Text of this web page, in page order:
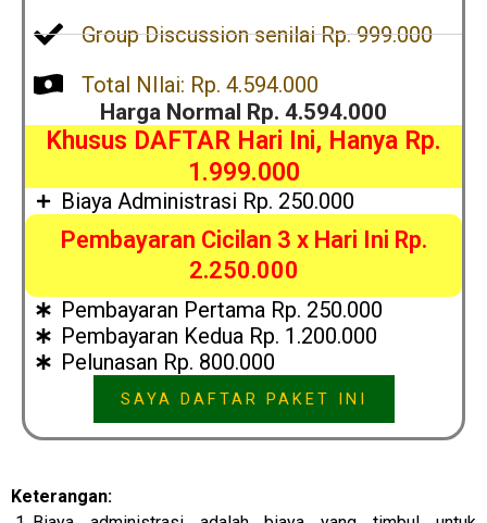
Group Discussion senilai Rp. 999.000
Total NIlai: Rp. 4.594.000
Harga Normal Rp. 4.594.000
Khusus DAFTAR Hari Ini, Hanya Rp.
1.999.000
Biaya Administrasi Rp. 250.000
Pembayaran Cicilan 3 x Hari Ini Rp.
2.250.000
Pembayaran Pertama Rp. 250.000
Pembayaran Kedua Rp. 1.200.000
Pelunasan Rp. 800.000
SAYA DAFTAR PAKET INI
Keterangan: